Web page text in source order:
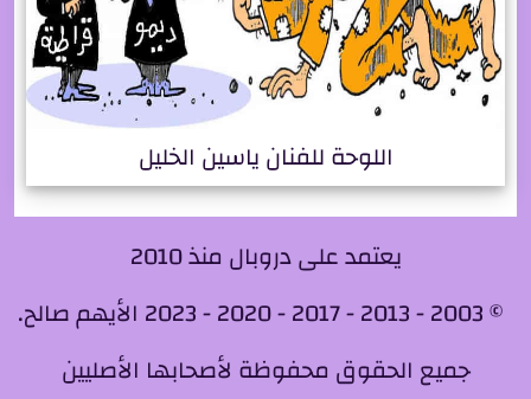
اللوحة للفنان ياسين الخليل
يعتمد على دروبال منذ 2010
© 2003 - 2013 - 2017 - 2020 - 2023 الأيهم صالح.
جميع الحقوق محفوظة لأصحابها الأصليين